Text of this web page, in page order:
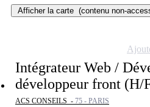
Afficher la carte (contenu non-
Intégrateur Web /
développeur front (H/
ACS CONSEILS - 75 - PARIS